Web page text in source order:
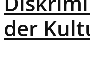
der